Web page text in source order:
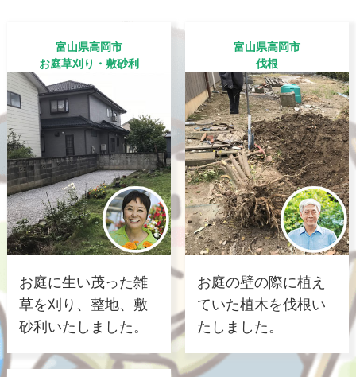
富山県高岡市
お庭草刈り・敷砂利
お庭に生い茂った雑
草を刈り、整地、敷
砂利いたしました。
富山県高岡市
伐根
お庭の壁の際に植え
ていた植木を伐根い
たしました。